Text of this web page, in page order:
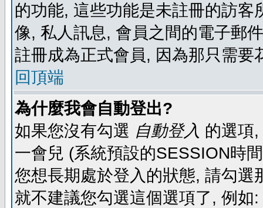
的功能, 這些功能是未註冊的訪
像, 私人訊息, 會員之間的電子郵
註冊成為正式會員, 因為那只需要
回頂端
為什麼我會自動登出?
如果您沒有勾選 自動登入 的選項
一會兒 (系統預設的SESSION時
您想長期處於登入的狀態, 請勾
就不建議您勾選這個選項了, 例